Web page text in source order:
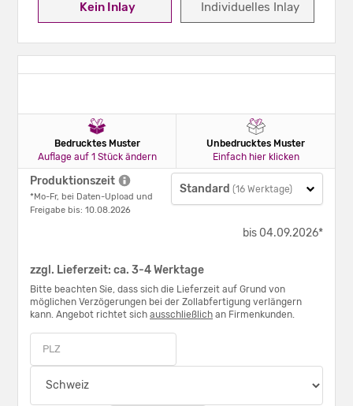
Kein Inlay Individuelles Inlay
Bedrucktes Muster
Auflage auf 1 Stück ändern
Unbedrucktes Muster
Einfach hier klicken
Produktionszeit
*Mo-Fr, bei Daten-Upload und
Freigabe bis: 10.08.2026
Standard (16 Werktage)
bis 04.09.2026*
zzgl. Lieferzeit: ca. 3-4 Werktage
Bitte beachten Sie, dass sich die Lieferzeit auf Grund von
möglichen Verzögerungen bei der Zollabfertigung verlängern
kann. Angebot richtet sich ausschließlich an Firmenkunden.